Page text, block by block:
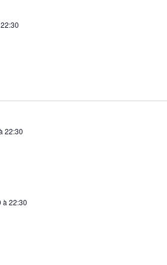
22:30
22:30
à 22:30